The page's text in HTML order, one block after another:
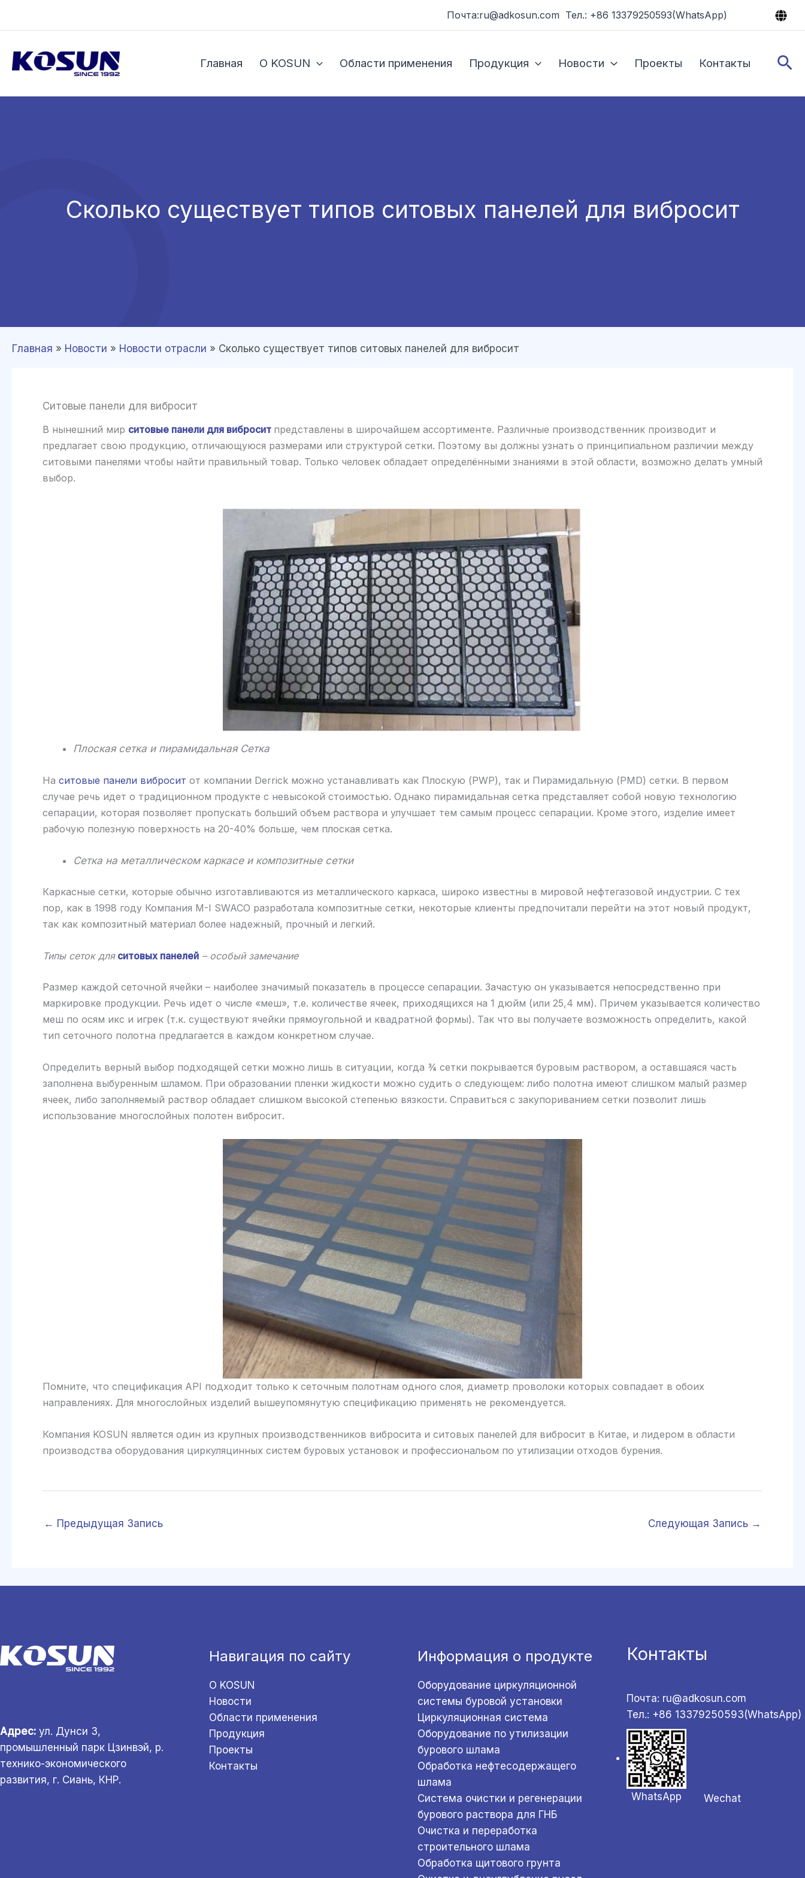
Почта:ru@adkosun.com Тел.: +86 13379250593(WhatsApp)
Главная О KOSUN Области применения Продукция Новости Проекты Контакты
Сколько существует типов ситовых панелей для вибросит
Главная » Новости » Новости отрасли » Сколько существует типов ситовых панелей для вибросит
Ситовые панели для вибросит
В нынешний мир ситовые панели для вибросит представлены в широчайшем ассортименте. Различные производственник производит и
предлагает свою продукцию, отличающуюся размерами или структурой сетки. Поэтому вы должны узнать о принципиальном различии между
ситовыми панелями чтобы найти правильный товар. Только человек обладает определёнными знаниями в этой области, возможно делать умный
выбор.
Плоская сетка и пирамидальная Сетка
На ситовые панели вибросит от компании Derrick можно устанавливать как Плоскую (PWP), так и Пирамидальную (PMD) сетки. В первом
случае речь идет о традиционном продукте с невысокой стоимостью. Однако пирамидальная сетка представляет собой новую технологию
сепарации, которая позволяет пропускать больший объем раствора и улучшает тем самым процесс сепарации. Кроме этого, изделие имеет
рабочую полезную поверхность на 20-40% больше, чем плоская сетка.
Сетка на металлическом каркасе и композитные сетки
Каркасные сетки, которые обычно изготавливаются из металлического каркаса, широко известны в мировой нефтегазовой индустрии. С тех
пор, как в 1998 году Компания M-I SWACO разработала композитные сетки, некоторые клиенты предпочитали перейти на этот новый продукт,
так как композитный материал более надежный, прочный и легкий.
Типы сеток дляситовых панелей – особый замечание
Размер каждой сеточной ячейки – наиболее значимый показатель в процессе сепарации. Зачастую он указывается непосредственно при
маркировке продукции. Речь идет о числе «меш», т.е. количестве ячеек, приходящихся на 1 дюйм (или 25,4 мм). Причем указывается количество
меш по осям икс и игрек (т.к. существуют ячейки прямоугольной и квадратной формы). Так что вы получаете возможность определить, какой
тип сеточного полотна предлагается в каждом конкретном случае.
Определить верный выбор подходящей сетки можно лишь в ситуации, когда ¾ сетки покрывается буровым раствором, а оставшаяся часть
заполнена выбуренным шламом. При образовании пленки жидкости можно судить о следующем: либо полотна имеют слишком малый размер
ячеек, либо заполняемый раствор обладает слишком высокой степенью вязкости. Справиться с закупориванием сетки позволит лишь
использование многослойных полотен вибросит.
Помните, что спецификация API подходит только к сеточным полотнам одного слоя, диаметр проволоки которых совпадает в обоих
направлениях. Для многослойных изделий вышеупомянутую спецификацию применять не рекомендуется.
Компания KOSUN является один из крупных производственников вибросита и ситовых панелей для вибросит в Китае, и лидером в области
производства оборудования циркуляцинных систем буровых установок и профессиональом по утилизации отходов бурения.
← Предыдущая Запись Следующая Запись →
Адрес: ул. Дунси 3,
промышленный парк Цзинвэй, р.
технико-экономического
развития, г. Сиань, КНР.
Навигация по сайту
О KOSUN
Новости
Области применения
Продукция
Проекты
Контакты
Информация о продукте
Оборудование циркуляционной
системы буровой установки
Циркуляционная система
Оборудование по утилизации
бурового шлама
Обработка нефтесодержащего
шлама
Система очистки и регенерации
бурового раствора для ГНБ
Очистка и переработка
строительного шлама
Обработка щитового грунта
Контакты
Почта: ru@adkosun.com
Тел.: +86 13379250593(WhatsApp)
WhatsApp Wechat